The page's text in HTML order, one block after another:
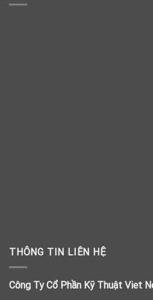
THÔNG TIN LIÊN HỆ
Công Ty Cổ Phần Kỹ Thuật Viet